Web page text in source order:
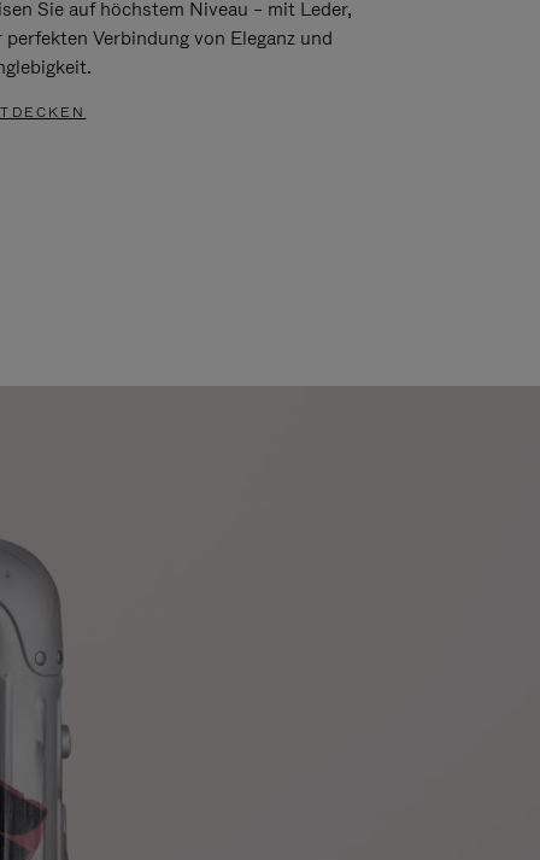
Sie auf höchstem Niveau – mit Leder,
perfekten Verbindung von Eleganz und